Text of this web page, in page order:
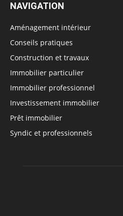
NAVIGATION
Aménagement intérieur
Conseils pratiques
Construction et travaux
Immobilier particulier
Immobilier professionnel
Investissement immobilier
Prêt immobilier
Syndic et professionnels